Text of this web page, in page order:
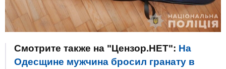
Смотрите также на "Цензор.НЕТ": На
Одесщине мужчина бросил гранату в